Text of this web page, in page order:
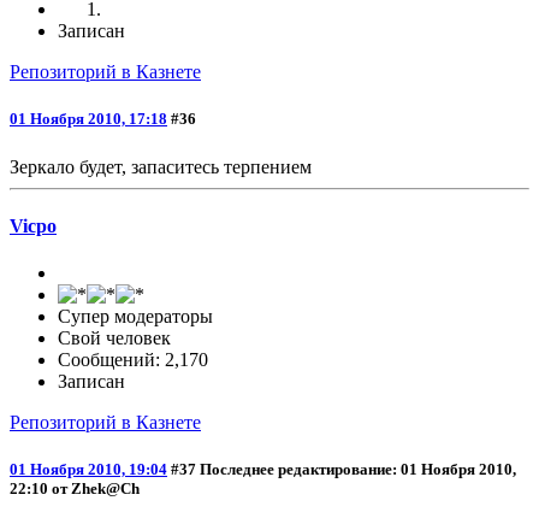
Записан
Репозиторий в Казнете
01 Ноября 2010, 17:18 #36
Зеркало будет, запаситесь терпением
Vicpo
Супер модераторы
Свой человек
Сообщений: 2,170
Записан
Репозиторий в Казнете
01 Ноября 2010, 19:04 #37 Последнее редактирование: 01 Ноября 2010,
22:10 от Zhek@Ch